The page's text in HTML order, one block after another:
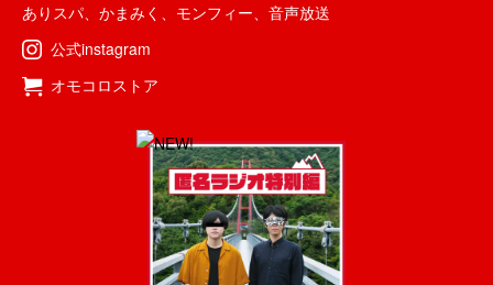
ありスパ、 かまみく 、 モンフィー、 音声放送
公式instagram
オモコロストア